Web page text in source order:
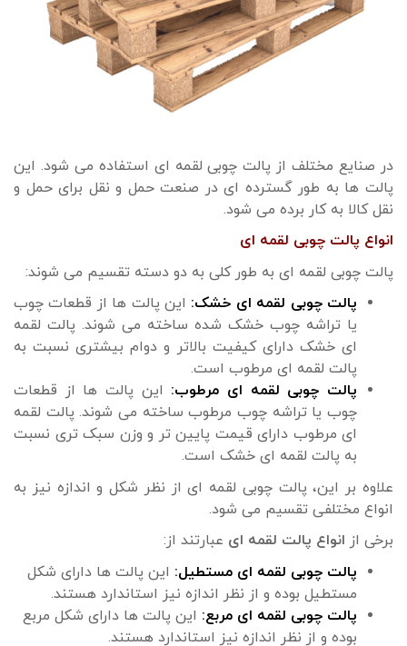
در صنایع مختلف از پالت چوبی لقمه ای استفاده می شود. این
پالت ها به طور گسترده ای در صنعت حمل و نقل برای حمل و
نقل کالا به کار برده می شود.
انواع پالت چوبی لقمه ای
پالت چوبی لقمه ای به طور کلی به دو دسته تقسیم می شوند:
پالت چوبی لقمه ای خشک: این پالت ها از قطعات چوب
یا تراشه چوب خشک شده ساخته می شوند. پالت لقمه
ای خشک دارای کیفیت بالاتر و دوام بیشتری نسبت به
پالت لقمه ای مرطوب است.
پالت چوبی لقمه ای مرطوب: این پالت ها از قطعات
چوب یا تراشه چوب مرطوب ساخته می شوند. پالت لقمه
ای مرطوب دارای قیمت پایین تر و وزن سبک تری نسبت
به پالت لقمه ای خشک است.
علاوه بر این، پالت چوبی لقمه ای از نظر شکل و اندازه نیز به
انواع مختلفی تقسیم می شود.
برخی از انواع پالت لقمه ای عبارتند از:
پالت چوبی لقمه ای مستطیل: این پالت ها دارای شکل
مستطیل بوده و از نظر اندازه نیز استاندارد هستند.
پالت چوبی لقمه ای مربع: این پالت ها دارای شکل مربع
بوده و از نظر اندازه نیز استاندارد هستند.